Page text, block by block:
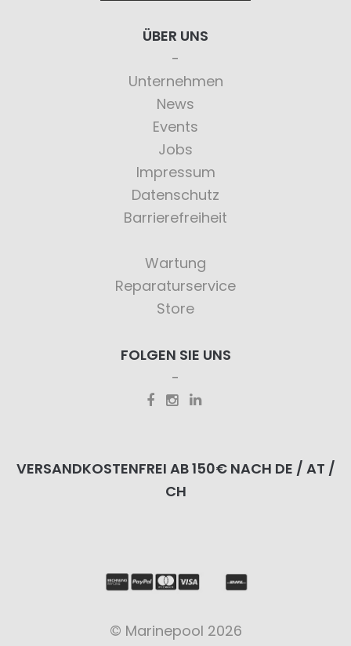
ÜBER UNS
Unternehmen
News
Events
Jobs
Impressum
Datenschutz
Barrierefreiheit
Wartung
Reparaturservice
Store
FOLGEN SIE UNS
VERSANDKOSTENFREI AB 150€ NACH DE / AT /
CH
© Marinepool 2026